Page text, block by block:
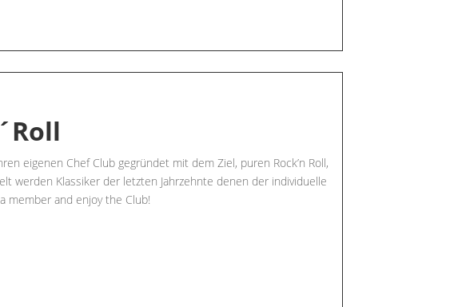
eigenen Chef Club gegründet mit dem Ziel, puren Rock’n Roll,
werden Klassiker der letzten Jahrzehnte denen der individuelle
member and enjoy the Club!